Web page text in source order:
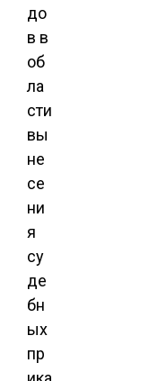
до
в в
об
ла
сти
вы
не
се
ни
я
су
де
бн
ых
пр